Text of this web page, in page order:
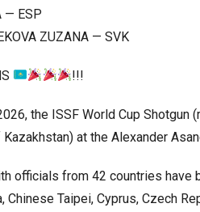
— ESP
ZUZANA — SVK
!!!
the ISSF World Cup Shotgun
at the Alexander
officials from 42 countries have
Chinese Taipei, Cyprus, Czech